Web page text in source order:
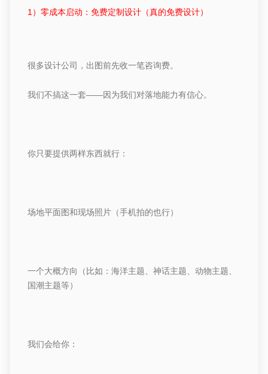
1 ） 零成本启动：免费定制设计（真的免费设计）
很多设计公司，出图前先收一笔咨询费。
我们不搞这一套——因为我们对落地能力有信心。
你只要提供两样东西就行：
场地平面图和现场照片（手机拍的也行）
一个大概方向（比如：海洋主题、神话主题、动物主题、
国潮主题等）
我们会给你：